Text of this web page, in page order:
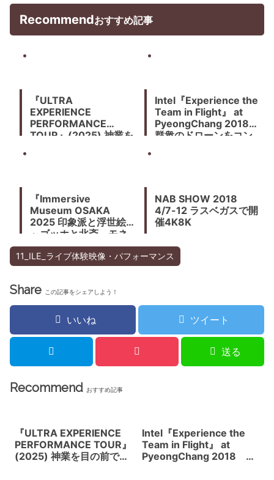
Recommendおすすめ記事
『ULTRA
EXPERIENCE
PERFORMANCE
TOUR』(2025) 神業を
Intel『Experience the
Team in Flight』 at
PyeongChang 2018
群衆のドローンをコン
『Immersive
Museum OSAKA
2025 印象派と浮世絵
～ゴッホと北斎、モネ
と広重～』(2025) 空
間全体が映像に包み込
まれる。東京の感動を
NAB SHOW 2018
4/7-12 ラスベガスで開
催4K8K
11_ILE_ライブ体験映像・パフォーマンス
Share この記事をシェアしよう！
いいね ツイート
送る
Recommend おすすめ記事
『ULTRA EXPERIENCE
PERFORMANCE TOUR』
(2025) 神業を目の前で体
Intel『Experience the
Team in Flight』 at
PyeongChang 2018 群